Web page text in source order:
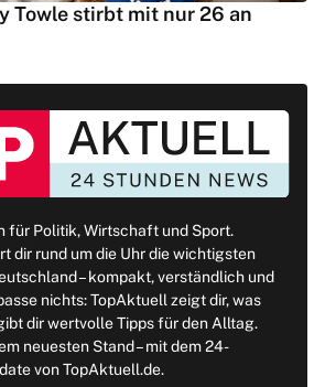
Towle stirbt mit nur 26 an
für Politik, Wirtschaft und Sport.
dir rund um die Uhr die wichtigsten
– kompakt, verständlich und
nichts: TopAktuell zeigt dir, was
dir wertvolle Tipps für den Alltag.
neuesten Stand – mit dem 24-
von TopAktuell.de.